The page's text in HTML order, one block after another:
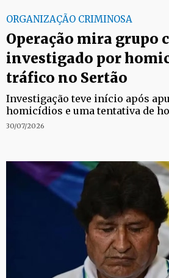
ORGANIZAÇÃO CRIMINOSA
Operação mira grupo
investigado por
tráfico no Sertão
Investigação teve início após
homicídios e uma tentativa de
30/07/2026